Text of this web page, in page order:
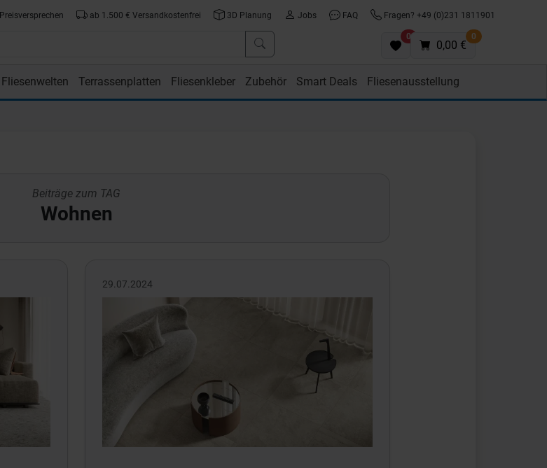
Preisversprechen ab 1.500 € Versandkostenfrei 3D Planung Jobs FAQ Fragen? +49 (0)231 1811901
0 0
0,00 €
Fliesenwelten Terrassenplatten Fliesenkleber Zubehör Smart Deals Fliesenausstellung
Beiträge zum TAG
Wohnen
29.07.2024